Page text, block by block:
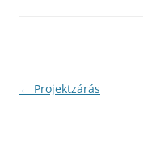
Bejegyzés
← Projektzárás